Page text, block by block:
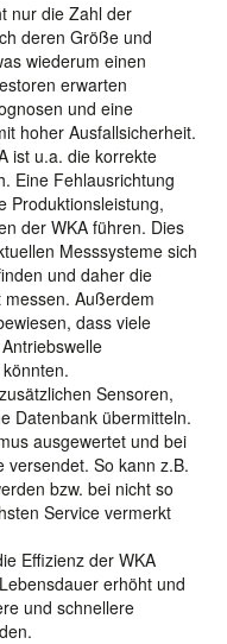
nur die Zahl der
deren Größe und
wiederum einen
erwarten
und eine
hoher Ausfallsicherheit.
ist u.a. die korrekte
Eine Fehlausrichtung
Produktionsleistung,
der WKA führen. Dies
Messsysteme sich
und daher die
Außerdem
dass viele
Sensoren,
Datenbank übermitteln.
ausgewertet und bei
versendet. So kann z.B.
bzw. bei nicht so
Service vermerkt
Effizienz der WKA
erhöht und
und schnellere